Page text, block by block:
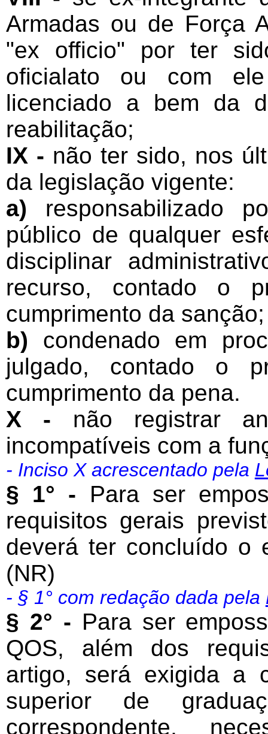
Armadas ou de Força
"ex officio" por ter
oficialato ou com
licenciado a bem da
reabilitação;
IX - não ter sido, nos
da legislação vigente:
a) responsabilizado
público de qualquer
disciplinar
recurso, contado o
cumprimento da sanção;
b) condenado em
julgado, contado o
cumprimento da pena.
X - não registrar
incompatíveis com a
- Inciso X acrescentado pela
§ 1° - Para ser
requisitos gerais
deverá ter concluído o
(NR)
- § 1° com redação dada pela
§ 2° - Para ser
QOS, além dos
artigo, será exigida a
superior de
correspondente,